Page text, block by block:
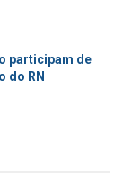
participam de
do RN